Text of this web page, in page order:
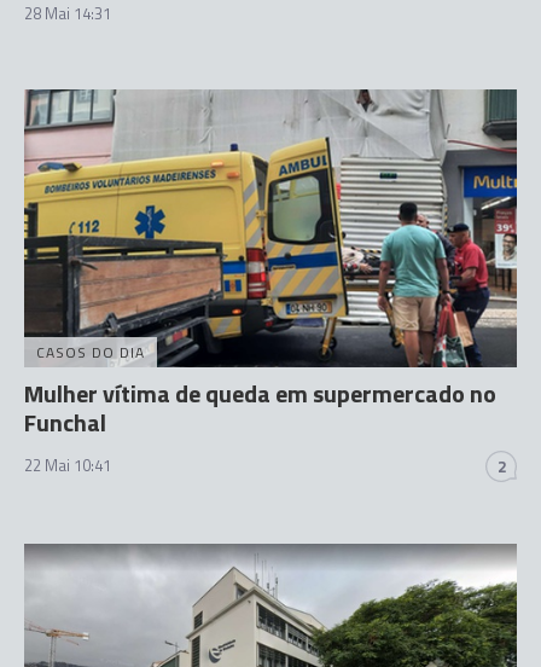
28 Mai 14:31
CASOS DO DIA
Mulher vítima de queda em supermercado no
Funchal
22 Mai 10:41 2